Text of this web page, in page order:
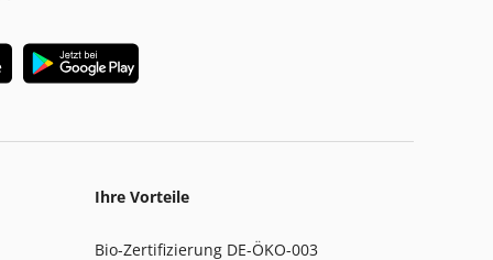
Ihre Vorteile
Bio-Zertifizierung DE-ÖKO-003